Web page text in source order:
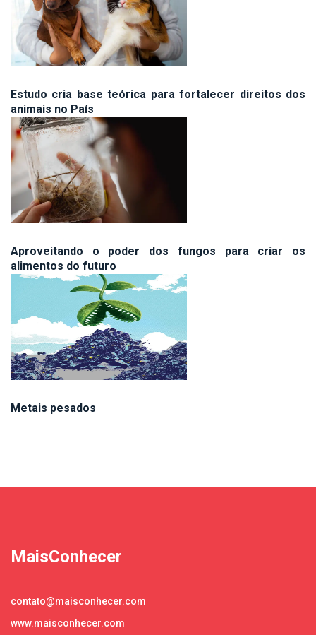
Estudo cria base teórica para fortalecer direitos dos
animais no País
Aproveitando o poder dos fungos para criar os
alimentos do futuro
Metais pesados
MaisConhecer
contato@maisconhecer.com
www.maisconhecer.com